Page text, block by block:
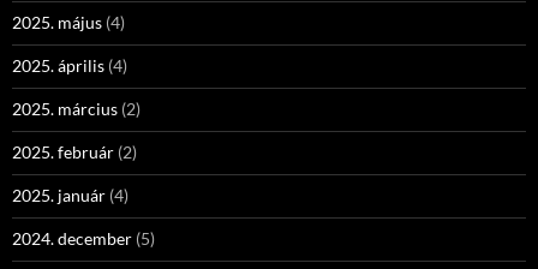
2025. május (4)
2025. április (4)
2025. március (2)
2025. február (2)
2025. január (4)
2024. december (5)